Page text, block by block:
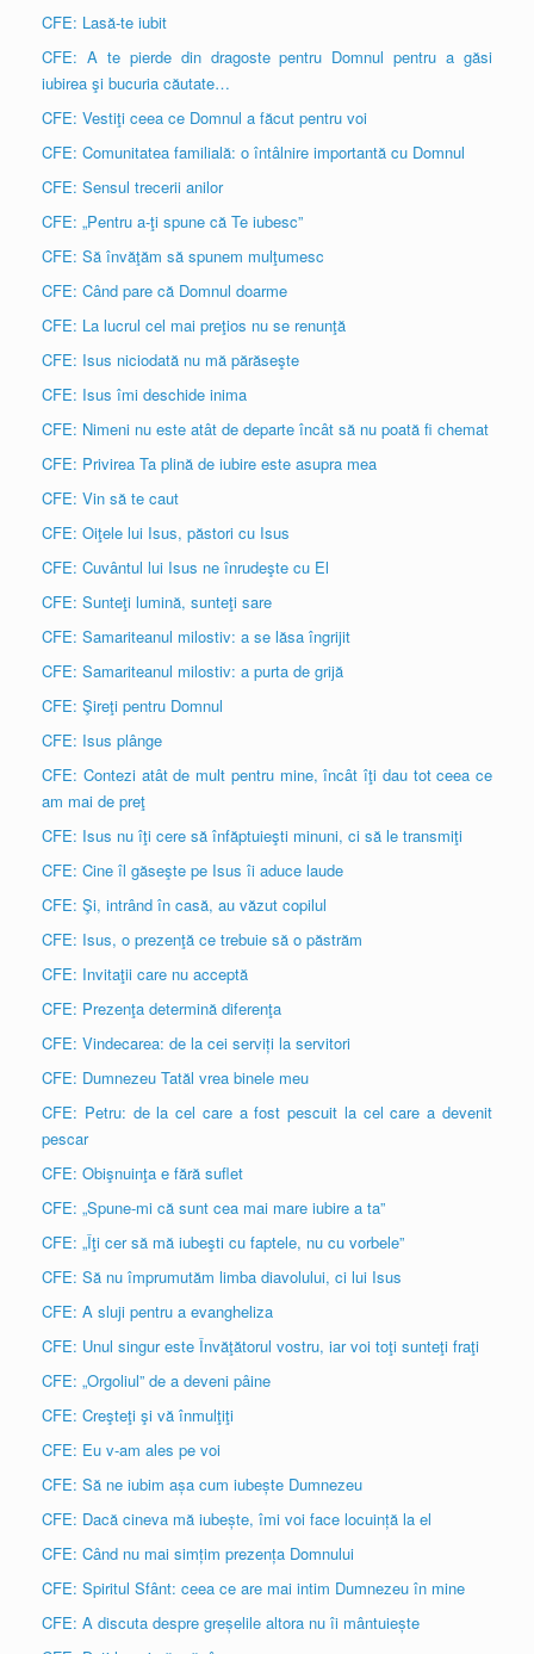
CFE: Lasă-te iubit
CFE: A te pierde din dragoste pentru Domnul pentru a găsi
iubirea şi bucuria căutate…
CFE: Vestiţi ceea ce Domnul a făcut pentru voi
CFE: Comunitatea familială: o întâlnire importantă cu Domnul
CFE: Sensul trecerii anilor
CFE: „Pentru a-ţi spune că Te iubesc”
CFE: Să învăţăm să spunem mulţumesc
CFE: Când pare că Domnul doarme
CFE: La lucrul cel mai preţios nu se renunţă
CFE: Isus niciodată nu mă părăseşte
CFE: Isus îmi deschide inima
CFE: Nimeni nu este atât de departe încât să nu poată fi chemat
CFE: Privirea Ta plină de iubire este asupra mea
CFE: Vin să te caut
CFE: Oiţele lui Isus, păstori cu Isus
CFE: Cuvântul lui Isus ne înrudeşte cu El
CFE: Sunteţi lumină, sunteţi sare
CFE: Samariteanul milostiv: a se lăsa îngrijit
CFE: Samariteanul milostiv: a purta de grijă
CFE: Şireţi pentru Domnul
CFE: Isus plânge
CFE: Contezi atât de mult pentru mine, încât îţi dau tot ceea ce
am mai de preţ
CFE: Isus nu îţi cere să înfăptuieşti minuni, ci să le transmiţi
CFE: Cine îl găseşte pe Isus îi aduce laude
CFE: Şi, intrând în casă, au văzut copilul
CFE: Isus, o prezenţă ce trebuie să o păstrăm
CFE: Invitaţii care nu acceptă
CFE: Prezenţa determină diferenţa
CFE: Vindecarea: de la cei serviți la servitori
CFE: Dumnezeu Tatăl vrea binele meu
CFE: Petru: de la cel care a fost pescuit la cel care a devenit
pescar
CFE: Obişnuinţa e fără suflet
CFE: „Spune-mi că sunt cea mai mare iubire a ta”
CFE: „Îţi cer să mă iubeşti cu faptele, nu cu vorbele”
CFE: Să nu împrumutăm limba diavolului, ci lui Isus
CFE: A sluji pentru a evangheliza
CFE: Unul singur este Învăţătorul vostru, iar voi toţi sunteţi fraţi
CFE: „Orgoliul” de a deveni pâine
CFE: Creşteţi şi vă înmulţiţi
CFE: Eu v-am ales pe voi
CFE: Să ne iubim așa cum iubește Dumnezeu
CFE: Dacă cineva mă iubește, îmi voi face locuință la el
CFE: Când nu mai simțim prezența Domnului
CFE: Spiritul Sfânt: ceea ce are mai intim Dumnezeu în mine
CFE: A discuta despre greșelile altora nu îi mântuiește